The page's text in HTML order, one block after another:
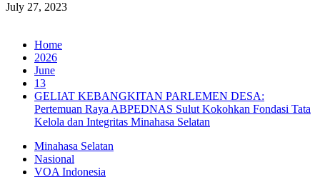
July 27, 2023
Home
2026
June
13
GELIAT KEBANGKITAN PARLEMEN DESA:
Pertemuan Raya ABPEDNAS Sulut Kokohkan Fondasi Tata
Kelola dan Integritas Minahasa Selatan
Minahasa Selatan
Nasional
VOA Indonesia